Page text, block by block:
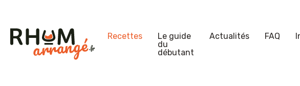
Recettes
Le guide
du
débutant
Actualités FAQ